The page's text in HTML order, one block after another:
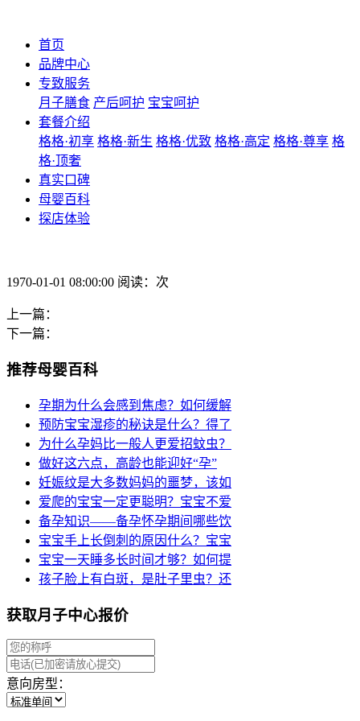
首页
品牌中心
专致服务
月子膳食 产后呵护 宝宝呵护
套餐介绍
格格·初享 格格·新生 格格·优致 格格·高定 格格·尊享 格
格·顶奢
真实口碑
母婴百科
探店体验
1970-01-01 08:00:00 阅读：次
上一篇：
下一篇：
推荐母婴百科
孕期为什么会感到焦虑？如何缓解
预防宝宝湿疹的秘诀是什么？得了
为什么孕妈比一般人更爱招蚊虫？
做好这六点，高龄也能迎好“孕”
妊娠纹是大多数妈妈的噩梦，该如
爱爬的宝宝一定更聪明？宝宝不爱
备孕知识——备孕怀孕期间哪些饮
宝宝手上长倒刺的原因什么？宝宝
宝宝一天睡多长时间才够？如何提
孩子脸上有白斑，是肚子里虫？还
获取月子中心报价
意向房型：